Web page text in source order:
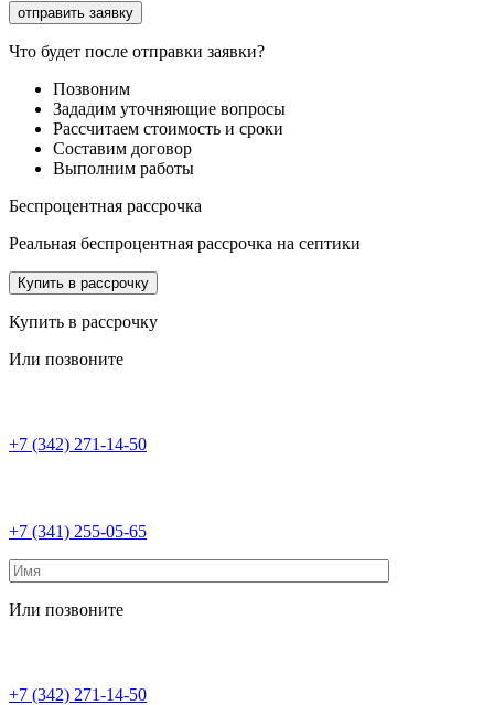
Что будет после отправки заявки?
Позвоним
Зададим уточняющие вопросы
Рассчитаем стоимость и сроки
Составим договор
Выполним работы
Беспроцентная рассрочка
Реальная беспроцентная рассрочка на септики
Купить в рассрочку
Купить в рассрочку
Или позвоните
+7 (342) 271-14-50
+7 (341) 255-05-65
Или позвоните
+7 (342) 271-14-50